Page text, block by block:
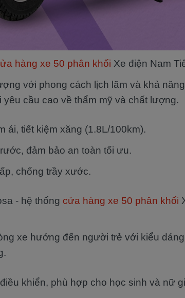
hàng xe 50 phân khối Xe điện Nam
với phong cách lịch lãm và khả
cầu cao về thẩm mỹ và chất lượng.
ái, tiết kiệm xăng (1.8L/100km).
đảm bảo an toàn tối ưu.
chống trầy xước.
- hệ thống cửa hàng xe 50 phân khối
xe hướng đến người trẻ với kiểu
khiển, phù hợp cho học sinh và nữ